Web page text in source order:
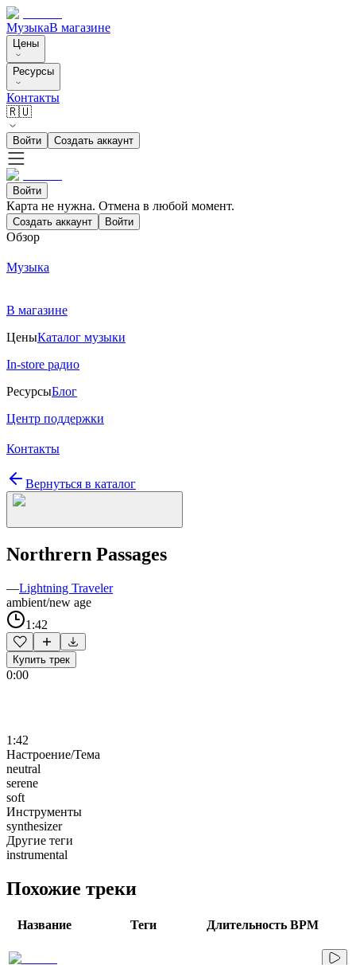
МузыкаВ магазине
Цены
Ресурсы
Контакты
🇷🇺
Войти Создать аккаунт
Войти
Карта не нужна. Отмена в любой момент.
Создать аккаунт Войти
Обзор
Музыка
В магазине
ЦеныКаталог музыки
In-store радио
РесурсыБлог
Центр поддержки
Контакты
Вернуться в каталог
Northrern Passages
—Lightning Traveler
ambient/new age
1:42
Купить трек
0:00
1:42
Настроение/Тема
neutral
serene
soft
Инструменты
synthesizer
Другие теги
instrumental
Похожие треки
Название Теги Длительность BPM